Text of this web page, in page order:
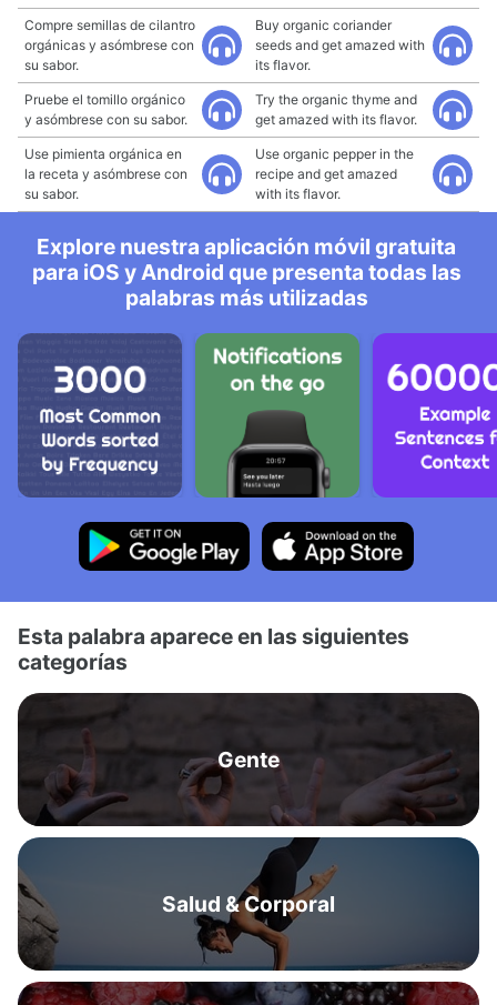
Compre semillas de cilantro
orgánicas y asómbrese con
su sabor.
Buy organic coriander
seeds and get amazed with
its flavor.
Pruebe el tomillo orgánico
y asómbrese con su sabor.
Try the organic thyme and
get amazed with its flavor.
Use pimienta orgánica en
la receta y asómbrese con
su sabor.
Use organic pepper in the
recipe and get amazed
with its flavor.
Explore nuestra aplicación móvil gratuita
para iOS y Android que presenta todas las
palabras más utilizadas
Esta palabra aparece en las siguientes
categorías
Gente
Salud & Corporal